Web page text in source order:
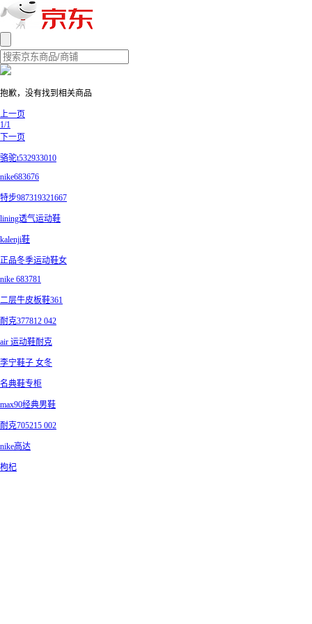
抱歉，没有找到相关商品
上一页
1/1
下一页
骆驼t532933010
nike683676
特步987319321667
lining透气运动鞋
kalenji鞋
正品冬季运动鞋女
nike 683781
二层牛皮板鞋361
耐克377812 042
air 运动鞋耐克
李宁鞋子 女冬
名典鞋专柜
max90经典男鞋
耐克705215 002
nike高达
枸杞